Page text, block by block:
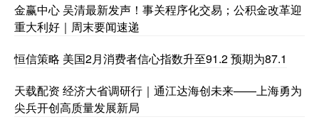
金赢中心 吴清最新发声！事关程序化交易；公积金改革迎
重大利好｜周末要闻速递
恒信策略 美国2月消费者信心指数升至91.2 预期为87.1
天载配资 经济大省调研行｜通江达海创未来——上海勇为
尖兵开创高质量发展新局